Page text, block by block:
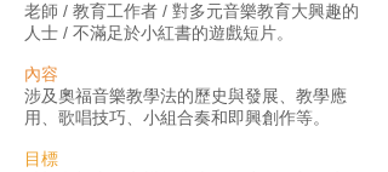
老師 / 教育工作者 / 對多元音樂教育大興趣的
人士 / 不滿足於小紅書的遊戲短片。
內容
涉及奧福音樂教學法的歷史與發展、教學應
用、歌唱技巧、小組合奏和即興創作等。
目標